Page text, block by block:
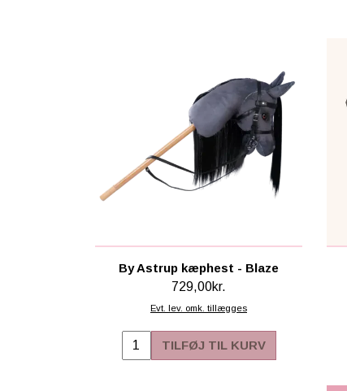
By Astrup kæphest - Blaze
729,00kr.
Evt. lev. omk. tillægges
TILFØJ TIL KURV